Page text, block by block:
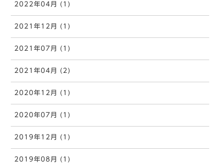
2022年04月 (1)
2021年12月 (1)
2021年07月 (1)
2021年04月 (2)
2020年12月 (1)
2020年07月 (1)
2019年12月 (1)
2019年08月 (1)